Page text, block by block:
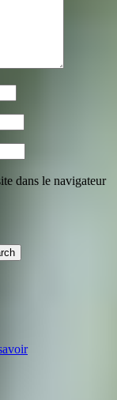
dans le navigateur